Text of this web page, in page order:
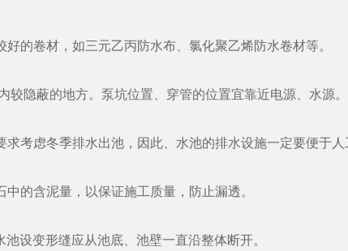
卷材，如三元乙丙防水布、氯化聚乙烯防水卷材等。
隐蔽的地方。泵坑位置、穿管的位置宜靠近电源、水源。
虑冬季排水出池，因此、水池的排水设施一定要便于人
的含泥量，以保证施工质量，防止漏透。
变形缝应从池底、池壁一直沿整体断开。